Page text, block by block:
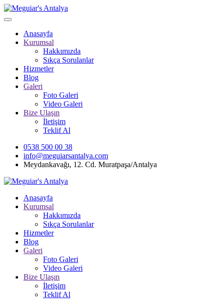
Anasayfa
Kurumsal
Hakkımızda
Sıkça Sorulanlar
Hizmetler
Blog
Galeri
Foto Galeri
Video Galeri
Bize Ulaşın
İletişim
Teklif Al
0538 500 00 38
info@meguiarsantalya.com
Meydankavağı, 12. Cd. Muratpaşa/Antalya
Anasayfa
Kurumsal
Hakkımızda
Sıkça Sorulanlar
Hizmetler
Blog
Galeri
Foto Galeri
Video Galeri
Bize Ulaşın
İletişim
Teklif Al